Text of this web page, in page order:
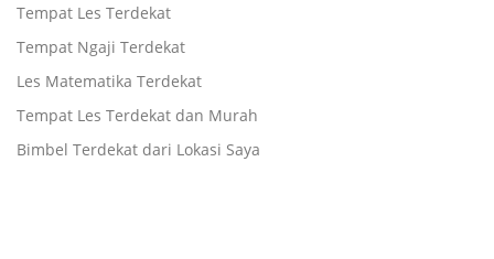
Tempat Les Terdekat
Tempat Ngaji Terdekat
Les Matematika Terdekat
Tempat Les Terdekat dan Murah
Bimbel Terdekat dari Lokasi Saya